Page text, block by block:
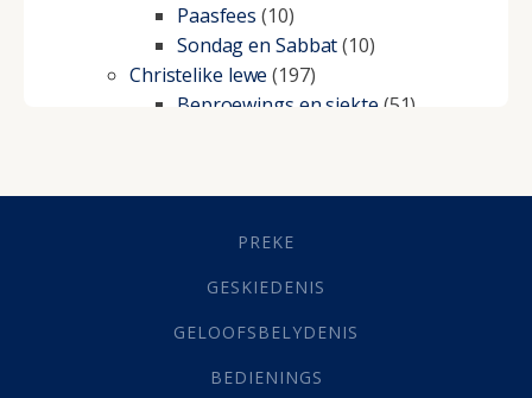
Paasfees (10)
Sondag en Sabbat(10)
Christelike lewe (197)
Beproewings en siekte (51)
Geestelike Groei(10)
(21)
Grys Areas(4)
Lewensdoel(3)
Selfondersoek(1)
PREKE
GESKIEDENIS
GELOOFSBELYDENIS
BEDIENINGS